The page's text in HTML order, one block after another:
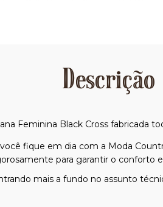
Descrição
Feminina Black Cross fabricada
fique em dia com a Moda
para garantir o conforto
mais a fundo no assunto